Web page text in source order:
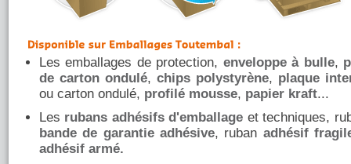
Les emballages de protection, enveloppe à bulle,
de carton ondulé, chips polystyrène, plaque
ou carton ondulé, profilé mousse, papier kraft...
Les rubans adhésifs d'emballage et techniques,
bande de garantie adhésive, ruban adhésif
adhésif armé.